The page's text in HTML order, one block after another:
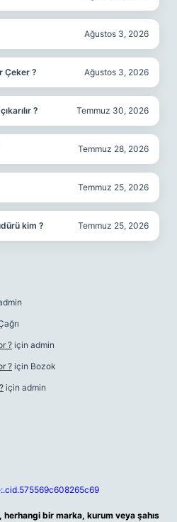
Ağustos 3, 2026
Çeker ? Ağustos 3, 2026
? Temmuz 30, 2026
Temmuz 28, 2026
Temmuz 25, 2026
kim ? Temmuz 25, 2026
? için admin
? için Bozok
için admin
bir marka, kurum veya şahıs